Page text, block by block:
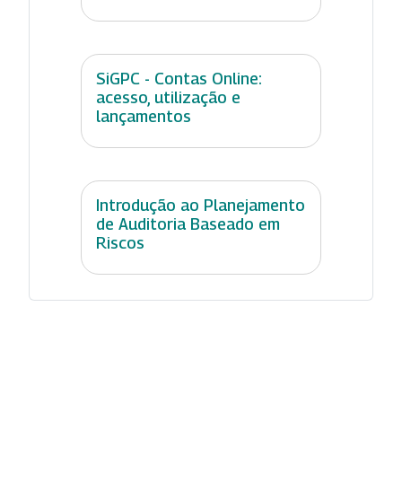
SiGPC - Contas Online:
acesso, utilização e
lançamentos
Introdução ao Planejamento
de Auditoria Baseado em
Riscos